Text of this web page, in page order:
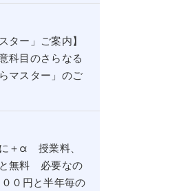
ター」ご案内】
科目のさらなる
マスター」のご
＋α 授業料、
無料 必要なの
０円と半年毎の